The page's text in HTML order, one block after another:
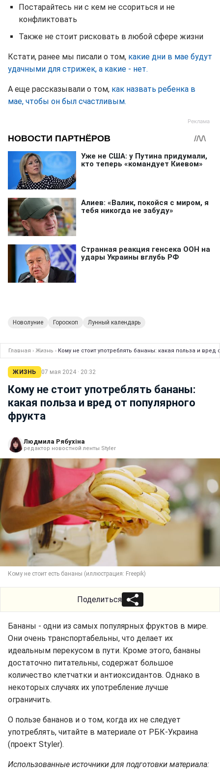
Постарайтесь ни с кем не ссориться и не
конфликтовать
Также не стоит рисковать в любой сфере жизни
Кстати, ранее мы писали о том, какие дни в мае будут
удачными для стрижек, а какие - нет.
А еще рассказывали о том, как назвать ребенка в
мае, чтобы он был счастливым.
Новолуние Гороскоп Лунный календарь
Главная › Жизнь › Кому не стоит употреблять бананы: какая польза и вред
ЖИЗНЬ 07 мая 2024 · 20:32
Кому не стоит употреблять бананы:
какая польза и вред от популярного
фрукта
Людмила Рябухіна
редактор новостной ленты Styler
Кому не стоит есть бананы (иллюстрация: Freepik)
Поделиться
Бананы - одни из самых популярных фруктов в мире.
Они очень транспортабельны, что делает их
идеальным перекусом в пути. Кроме этого, бананы
достаточно питательны, содержат большое
количество клетчатки и антиоксидантов. Однако в
некоторых случаях их употребление лучше
ограничить.
О пользе бананов и о том, когда их не следует
употреблять, читайте в материале от РБК-Украина
(проект Styler).
Использованные источники для подготовки материала: